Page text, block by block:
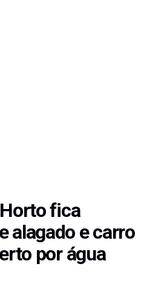
fica
alagado e carro
por água